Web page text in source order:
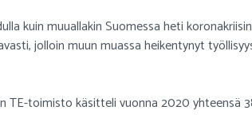
kuin muuallakin Suomessa heti
jolloin muun muassa heikentynyt
TE-toimisto käsitteli vuonna 2020 yhteensä